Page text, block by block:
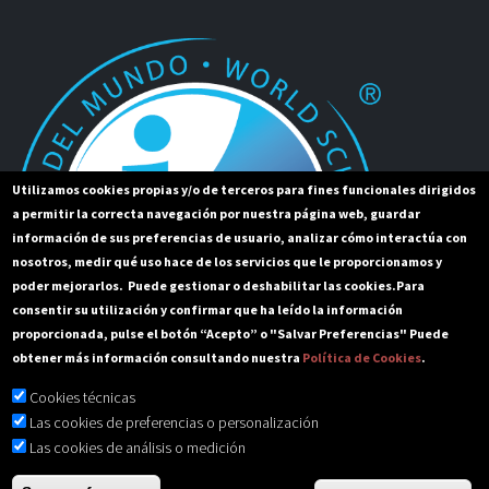
Copyright – Colegio Británico de Córdoba © 2026
Utilizamos cookies propias y/o de terceros para fines funcionales dirigidos
a permitir la correcta navegación por nuestra página web, guardar
información de sus preferencias de usuario, analizar cómo interactúa con
nosotros, medir qué uso hace de los servicios que le proporcionamos y
poder mejorarlos. Puede gestionar o deshabilitar las cookies.Para
consentir su utilización y confirmar que ha leído la información
proporcionada, pulse el botón “Acepto” o "Salvar Preferencias" Puede
obtener más información consultando nuestra Política de Cookies.
Cookies técnicas
Las cookies de preferencias o personalización
Las cookies de análisis o medición